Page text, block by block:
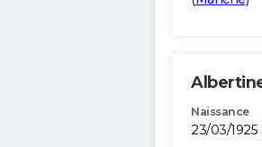
Naissance
23/03/1925